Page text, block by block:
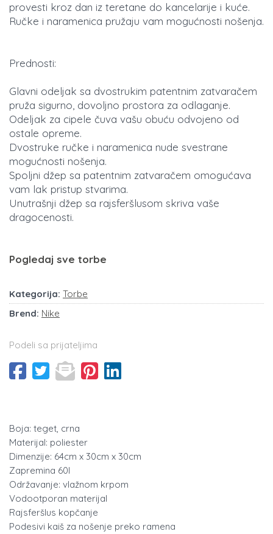
provesti kroz dan iz teretane do kancelarije i kuće.
Ručke i naramenica pružaju vam mogućnosti nošenja.
Prednosti:
Glavni odeljak sa dvostrukim patentnim zatvaračem
pruža sigurno, dovoljno prostora za odlaganje.
Odeljak za cipele čuva vašu obuću odvojeno od
ostale opreme.
Dvostruke ručke i naramenica nude svestrane
mogućnosti nošenja.
Spoljni džep sa patentnim zatvaračem omogućava
vam lak pristup stvarima.
Unutrašnji džep sa rajsferšlusom skriva vaše
dragocenosti.
Pogledaj sve torbe
Kategorija: Torbe
Brend: Nike
Podeli sa prijateljima
Boja: teget, crna
Materijal: poliester
Dimenzije: 64cm x 30cm x 30cm
Zapremina 60l
Održavanje: vlažnom krpom
Vodootporan materijal
Rajsferšlus kopčanje
Podesivi kaiš za nošenje preko ramena